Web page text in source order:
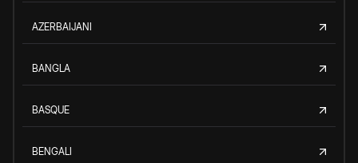
AZERBAIJANI
BANGLA
BASQUE
BENGALI